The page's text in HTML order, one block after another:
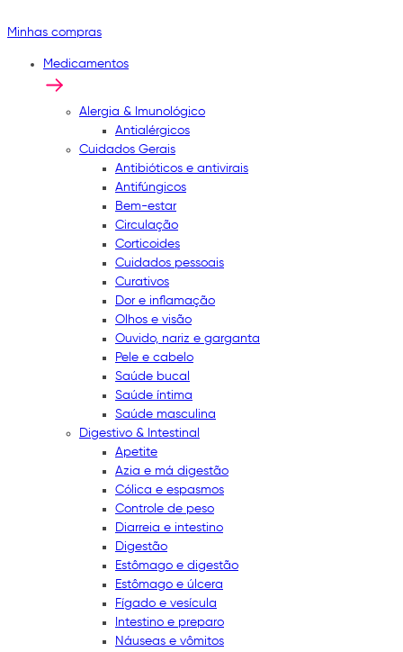
Minhas compras
Medicamentos
Alergia & Imunológico
Antialérgicos
Cuidados Gerais
Antibióticos e antivirais
Antifúngicos
Bem-estar
Circulação
Corticoides
Cuidados pessoais
Curativos
Dor e inflamação
Olhos e visão
Ouvido, nariz e garganta
Pele e cabelo
Saúde bucal
Saúde íntima
Saúde masculina
Digestivo & Intestinal
Apetite
Azia e má digestão
Cólica e espasmos
Controle de peso
Diarreia e intestino
Digestão
Estômago e digestão
Estômago e úlcera
Fígado e vesícula
Intestino e preparo
Náuseas e vômitos